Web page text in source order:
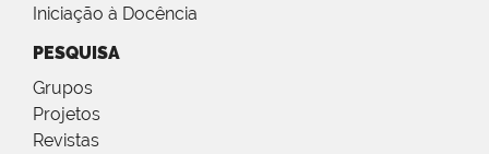
Iniciação à Docência
PESQUISA
Grupos
Projetos
Revistas